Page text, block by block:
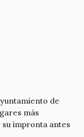
de
más
impronta antes